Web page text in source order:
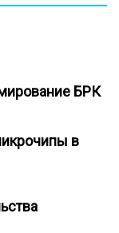
БРК
в